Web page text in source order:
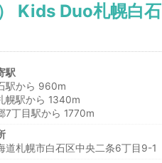
Kids Duo札幌白石
駅
駅から 960m
幌駅から 1340m
7丁目駅から 1770m
道札幌市白石区中央二条6丁目9-1